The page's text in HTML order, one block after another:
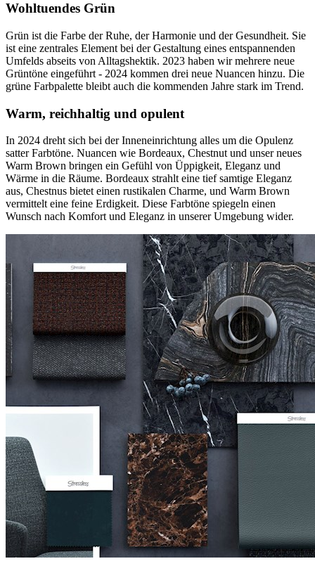
Wohltuendes Grün
Grün ist die Farbe der Ruhe, der Harmonie und der Gesundheit. Sie
ist eine zentrales Element bei der Gestaltung eines entspannenden
Umfelds abseits von Alltagshektik. 2023 haben wir mehrere neue
Grüntöne eingeführt - 2024 kommen drei neue Nuancen hinzu. Die
grüne Farbpalette bleibt auch die kommenden Jahre stark im Trend.
Warm, reichhaltig und opulent
In 2024 dreht sich bei der Inneneinrichtung alles um die Opulenz
satter Farbtöne. Nuancen wie Bordeaux, Chestnut und unser neues
Warm Brown bringen ein Gefühl von Üppigkeit, Eleganz und
Wärme in die Räume. Bordeaux strahlt eine tief samtige Eleganz
aus, Chestnus bietet einen rustikalen Charme, und Warm Brown
vermittelt eine feine Erdigkeit. Diese Farbtöne spiegeln einen
Wunsch nach Komfort und Eleganz in unserer Umgebung wider.